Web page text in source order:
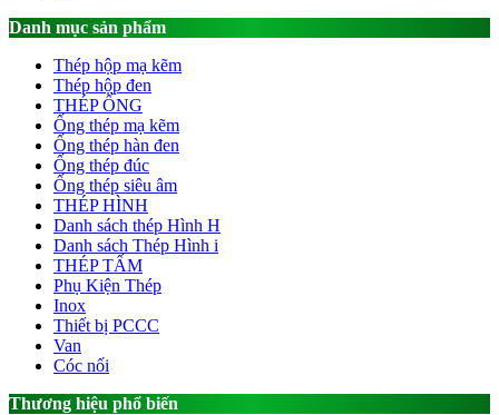
Danh mục sản phẩm
Thép hộp mạ kẽm
Thép hộp đen
THÉP ỐNG
Ống thép mạ kẽm
Ống thép hàn đen
Ống thép đúc
Ống thép siêu âm
THÉP HÌNH
Danh sách thép Hình H
Danh sách Thép Hình i
THÉP TẤM
Phụ Kiện Thép
Inox
Thiết bị PCCC
Van
Cóc nối
Thương hiệu phổ biến